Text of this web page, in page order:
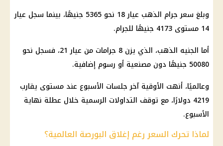
وبلغ سعر جرام الذهب عيار 18 نحو 5365 جنيهًا، بينما سجل عيار
14 مستوى 4173 جنيهًا للجرام.
أما الجنيه الذهب، الذي يزن 8 جرامات من عيار 21، فسجل نحو
50080 جنيهًا دون مصنعية أو رسوم إضافية.
وعالميًا، أنهت الأوقية آخر جلسات الأسبوع عند مستوى يقارب
4219 دولارًا، مع توقف التداولات الرسمية خلال عطلة نهاية
الأسبوع.
لماذا تحرك السعر رغم إغلاق البورصة العالمية؟